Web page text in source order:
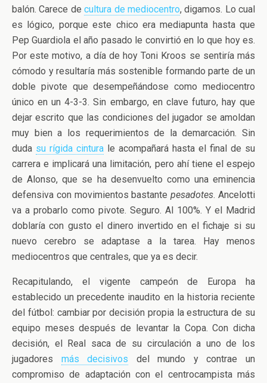
balón. Carece decultura de mediocentro, digamos. Lo cual
es lógico, porque este chico era mediapunta hasta que
Pep Guardiola el año pasado le convirtió en lo que hoy es.
Por este motivo, a día de hoy Toni Kroos se sentiría más
cómodo y resultaría más sostenible formando parte de un
doble pivote que desempeñándose como mediocentro
único en un 4-3-3. Sin embargo, en clave futuro, hay que
dejar escrito que las condiciones del jugador se amoldan
muy bien a los requerimientos de la demarcación. Sin
duda su rígida cintura le acompañará hasta el final de su
carrera e implicará una limitación, pero ahí tiene el espejo
de Alonso, que se ha desenvuelto como una eminencia
defensiva con movimientos bastantepesadotes. Ancelotti
va a probarlo como pivote. Seguro. Al 100%. Y el Madrid
doblaría con gusto el dinero invertido en el fichaje si su
nuevo cerebro se adaptase a la tarea. Hay menos
mediocentros que centrales, que ya es decir.
Recapitulando, el vigente campeón de Europa ha
establecido un precedente inaudito en la historia reciente
del fútbol: cambiar por decisión propia la estructura de su
equipo meses después de levantar la Copa. Con dicha
decisión, el Real saca de su circulación a uno de los
jugadores más decisivos del mundo y contrae un
compromiso de adaptación con el centrocampista más